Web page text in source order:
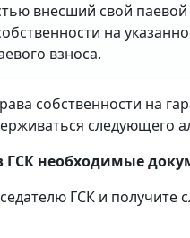
внесший свой паевой
на
взноса.
собственности на
следующего
ГСК необходимые
ГСК и получите